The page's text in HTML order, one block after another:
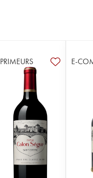
PRIMEURS E-